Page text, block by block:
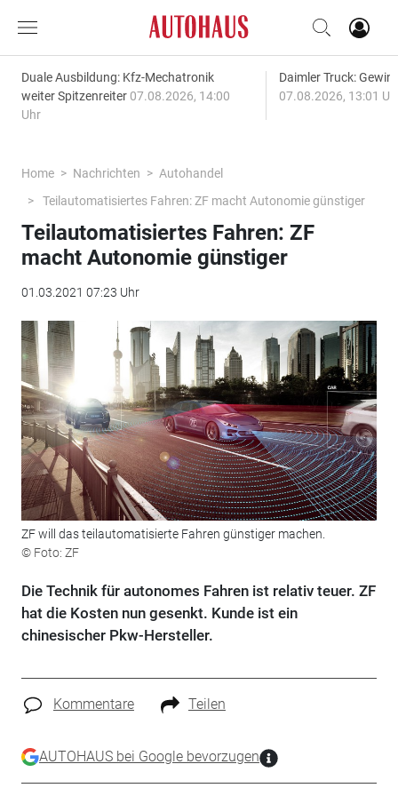
Duale Ausbildung: Kfz-Mechatronik
weiter Spitzenreiter 07.08.2026, 14:00
Uhr
Daimler Truck:
07.08.2026, 13:01
Home Nachrichten
Autohandel
Teilautomatisiertes Fahren: ZF macht Autonomie günstiger
Teilautomatisiertes Fahren: ZF
macht Autonomie günstiger
01.03.2021 07:23 Uhr
ZF will das teilautomatisierte Fahren günstiger machen.
© Foto: ZF
Die Technik für autonomes Fahren ist relativ teuer. ZF
hat die Kosten nun gesenkt. Kunde ist ein
chinesischer Pkw-Hersteller.
Kommentare Teilen
AUTOHAUS bei Google bevorzugen